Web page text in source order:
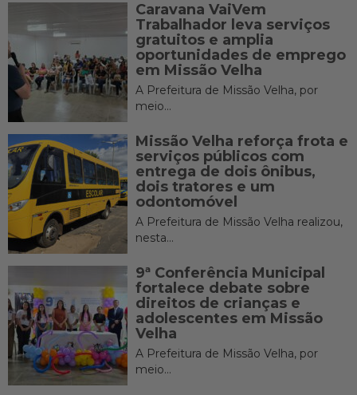
Caravana VaiVem
Trabalhador leva serviços
gratuitos e amplia
oportunidades de emprego
em Missão Velha
A Prefeitura de Missão Velha, por
meio...
Missão Velha reforça frota e
serviços públicos com
entrega de dois ônibus,
dois tratores e um
odontomóvel
A Prefeitura de Missão Velha realizou,
nesta...
9ª Conferência Municipal
fortalece debate sobre
direitos de crianças e
adolescentes em Missão
Velha
A Prefeitura de Missão Velha, por
meio...